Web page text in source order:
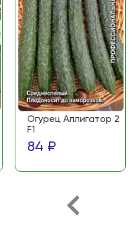
Огурец Аллигатор 2
F1
84 ₽